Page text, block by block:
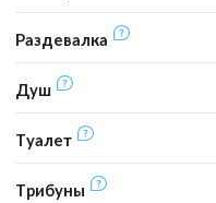
Раздевалка
Душ
Туалет
Трибуны